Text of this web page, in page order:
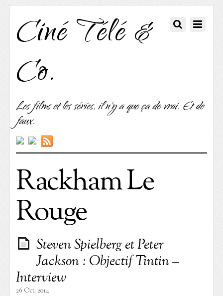
Ciné Télé &
Co.
Les films et les séries, il n'y a que ça de vrai. Et de
faux.
Rackham Le
Rouge
Steven Spielberg et Peter
Jackson : Objectif Tintin –
Interview
26 Oct. 2014